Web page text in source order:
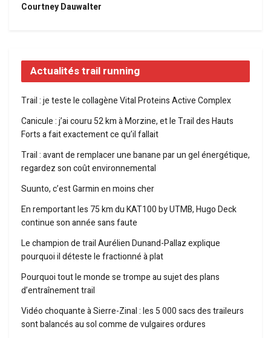
Courtney Dauwalter
Actualités trail running
Trail : je teste le collagène Vital Proteins Active Complex
Canicule : j’ai couru 52 km à Morzine, et le Trail des Hauts
Forts a fait exactement ce qu’il fallait
Trail : avant de remplacer une banane par un gel énergétique,
regardez son coût environnemental
Suunto, c’est Garmin en moins cher
En remportant les 75 km du KAT100 by UTMB, Hugo Deck
continue son année sans faute
Le champion de trail Aurélien Dunand-Pallaz explique
pourquoi il déteste le fractionné à plat
Pourquoi tout le monde se trompe au sujet des plans
d’entraînement trail
Vidéo choquante à Sierre-Zinal : les 5 000 sacs des traileurs
sont balancés au sol comme de vulgaires ordures